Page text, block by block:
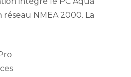
NMEA 2000. La